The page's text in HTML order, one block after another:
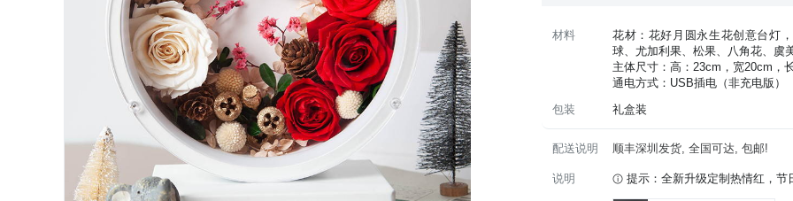
材料
花材：花好月圆永生花创意台灯
球、尤加利果、松果、八角花、虞
主体尺寸：高：23cm，宽20cm，
通电方式：USB插电（非充电版）
包装
礼盒装
配送说明 顺丰深圳发货, 全国可达, 包邮!
说明 提示：全新升级定制热情红，